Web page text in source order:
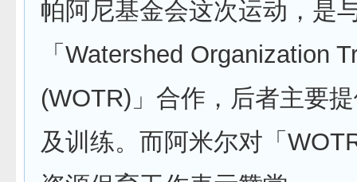
帕阿尼基金会这次运动，是
「Watershed Organization
(WOTR)」合作，后者主要
及训练。而阿米尔对「